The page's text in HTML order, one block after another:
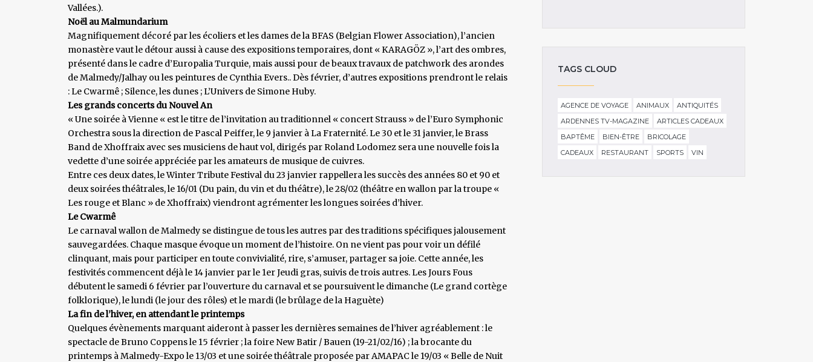
Vallées.).
Noël au Malmundarium
Magnifiquement décoré par les écoliers et les dames de la BFAS (Belgian Flower Association), l’ancien
monastère vaut le détour aussi à cause des expositions temporaires, dont « KARAGÖZ », l’art des ombres,
présenté dans le cadre d’Europalia Turquie, mais aussi pour de beaux travaux de patchwork des arondes
de Malmedy/Jalhay ou les peintures de Cynthia Evers.. Dès février, d’autres expositions prendront le relais
: Le Cwarmê ; Silence, les dunes ; L’Univers de Simone Huby.
Les grands concerts du Nouvel An
« Une soirée à Vienne « est le titre de l’invitation au traditionnel « concert Strauss » de l’Euro Symphonic
Orchestra sous la direction de Pascal Peiffer, le 9 janvier à La Fraternité. Le 30 et le 31 janvier, le Brass
Band de Xhoffraix avec ses musiciens de haut vol, dirigés par Roland Lodomez sera une nouvelle fois la
vedette d’une soirée appréciée par les amateurs de musique de cuivres.
Entre ces deux dates, le Winter Tribute Festival du 23 janvier rappellera les succès des années 80 et 90 et
deux soirées théâtrales, le 16/01 (Du pain, du vin et du théâtre), le 28/02 (théâtre en wallon par la troupe «
Les rouge et Blanc » de Xhoffraix) viendront agrémenter les longues soirées d’hiver.
Le Cwarmê
Le carnaval wallon de Malmedy se distingue de tous les autres par des traditions spécifiques jalousement
sauvegardées. Chaque masque évoque un moment de l’histoire. On ne vient pas pour voir un défilé
clinquant, mais pour participer en toute convivialité, rire, s’amuser, partager sa joie. Cette année, les
festivités commencent déjà le 14 janvier par le 1er Jeudi gras, suivis de trois autres. Les Jours Fous
débutent le samedi 6 février par l’ouverture du carnaval et se poursuivent le dimanche (Le grand cortège
folklorique), le lundi (le jour des rôles) et le mardi (le brûlage de la Haguète)
La fin de l’hiver, en attendant le printemps
Quelques évènements marquant aideront à passer les dernières semaines de l’hiver agréablement : le
spectacle de Bruno Coppens le 15 février ; la foire New Batir / Bauen (19-21/02/16) ; la brocante du
printemps à Malmedy-Expo le 13/03 et une soirée théâtrale proposée par AMAPAC le 19/03 « Belle de Nuit
TAGS CLOUD
AGENCE DE VOYAGE ANIMAUX
ANTIQUITÉS
ARDENNES TV-MAGAZINE
ARTICLES CADEAUX
BAPTÊME
BIEN-ÊTRE
BRICOLAGE
CADEAUX
RESTAURANT SPORTS VIN